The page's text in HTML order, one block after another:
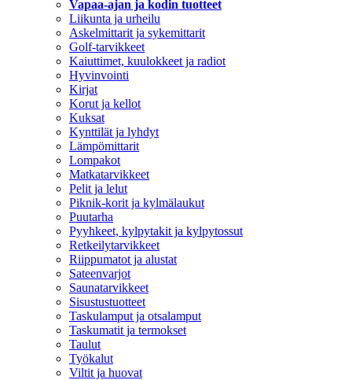
Vapaa-ajan ja kodin tuotteet
Liikunta ja urheilu
Askelmittarit ja sykemittarit
Golf-tarvikkeet
Kaiuttimet, kuulokkeet ja radiot
Hyvinvointi
Kirjat
Korut ja kellot
Kuksat
Kynttilät ja lyhdyt
Lämpömittarit
Lompakot
Matkatarvikkeet
Pelit ja lelut
Piknik-korit ja kylmälaukut
Puutarha
Pyyhkeet, kylpytakit ja kylpytossut
Retkeilytarvikkeet
Riippumatot ja alustat
Sateenvarjot
Saunatarvikkeet
Sisustustuotteet
Taskulamput ja otsalamput
Taskumatit ja termokset
Taulut
Työkalut
Viltit ja huovat